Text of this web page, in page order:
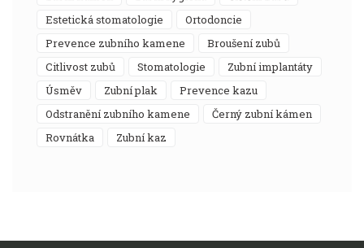
estetická stomatologie
ortodoncie
prevence zubního kamene
broušení zubů
citlivost zubů
stomatologie
zubní implantáty
úsměv
zubní plak
prevence kazu
odstranění zubního kamene
černý zubní kámen
rovnátka
zubní kaz